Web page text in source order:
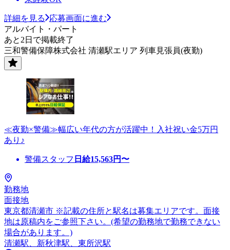
詳細を見る
応募画面に進む
アルバイト・パート
あと2日で掲載終了
三和警備保障株式会社 清瀬駅エリア 列車見張員(夜勤)
≪夜勤×警備≫幅広い年代の方が活躍中！入社祝い金5万円
あり♪
警備スタッフ 日給15,563円〜
勤務地
面接地
東京都清瀬市 ※記載の住所と駅名は募集エリアです。面接
地は原稿内をご参照下さい。(希望の勤務地で勤務できない
場合があります。)
清瀬駅、新秋津駅、東所沢駅